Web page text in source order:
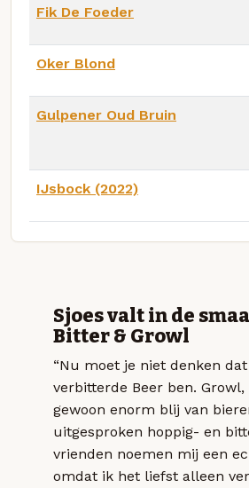
Fik De Foeder
Oker Blond
Gulpener Oud Bruin
IJsbock (2022)
Sjoes valt in de
Bitter & Growl
“Nu moet je niet denken
verbitterde Beer ben. Growl,
gewoon enorm blij van
uitgesproken hoppig- en
vrienden noemen mij een
omdat ik het liefst alleen